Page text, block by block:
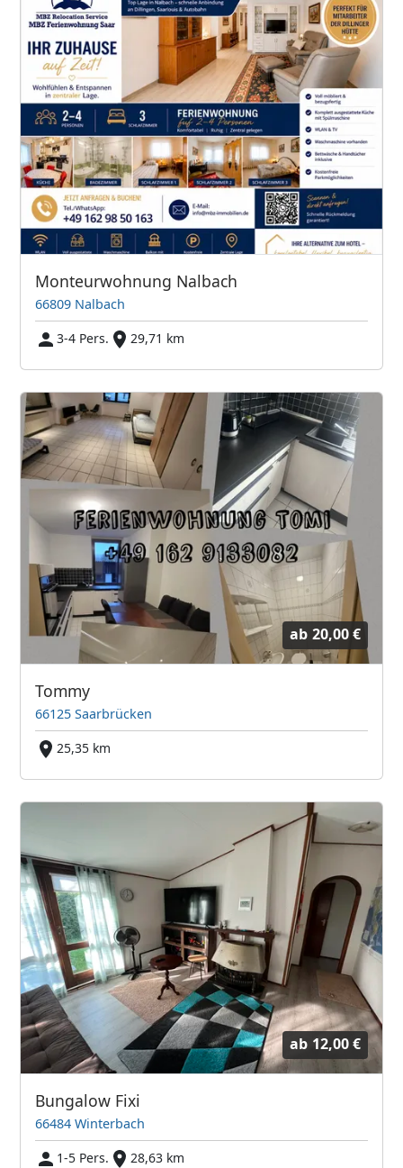
Monteurwohnung Nalbach
66809 Nalbach
3-4 Pers.
29,71 km
ab 20,00 €
Tommy
66125 Saarbrücken
25,35 km
ab 12,00 €
Bungalow Fixi
66484 Winterbach
1-5 Pers.
28,63 km